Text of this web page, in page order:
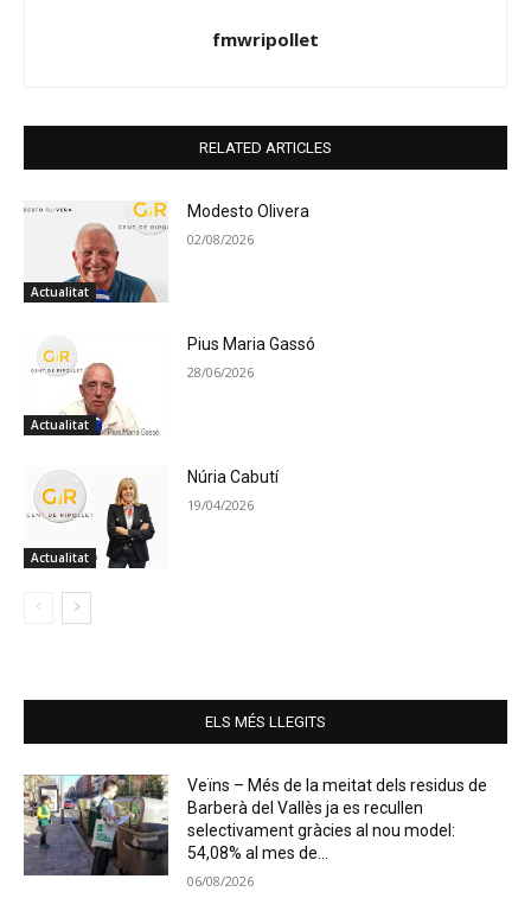
fmwripollet
RELATED ARTICLES
Actualitat
Modesto Olivera
02/08/2026
Actualitat
Pius Maria Gassó
28/06/2026
Actualitat
Núria Cabutí
19/04/2026
ELS MÉS LLEGITS
Veïns – Més de la meitat dels residus de
Barberà del Vallès ja es recullen
selectivament gràcies al nou model:
54,08% al mes de...
06/08/2026